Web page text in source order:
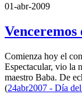
01-abr-2009
Venceremos
Comienza hoy el
Espectacular, vio la
maestro Baba. De
(24abr2007 - Día